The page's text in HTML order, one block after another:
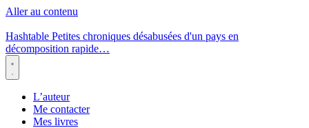
Aller au contenu
Hashtable Petites chroniques désabusées d'un pays en
décomposition rapide…
Menu
L’auteur
Me contacter
Mes livres